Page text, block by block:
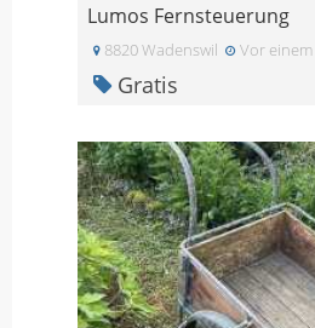
Lumos Fernsteuerung
8820 Wadenswil Vor
Gratis